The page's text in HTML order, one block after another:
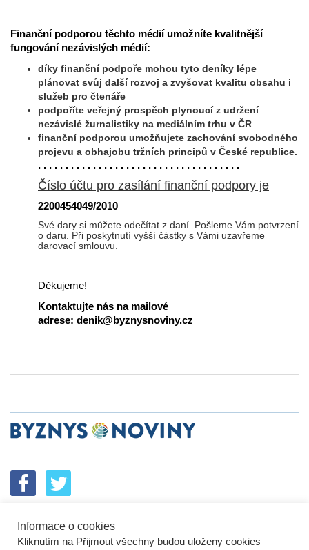
Finanční podporou těchto médií umožníte kvalitnější
fungování nezávislých médií:
díky finanční podpoře mohou tyto deníky lépe
plánovat svůj další rozvoj a zvyšovat kvalitu obsahu i
služeb pro čtenáře
podpoříte veřejný prospěch plynoucí z udržení
nezávislé žurnalistiky na mediálním trhu v ČR
finanční podporou umožňujete zachování svobodného
projevu a obhajobu tržních principů v České republice.
. . . . . . . . . . . . . . . . . . . . . . . . . . . . . . . . . . . . .
Číslo účtu pro zasílání finanční podpory je
2200454049/2010
Své dary si můžete odečítat z daní. Pošleme Vám potvrzení
o daru. Při poskytnutí vyšší částky s Vámi uzavřeme
darovací smlouvu.
Děkujeme!
Kontaktujte nás na mailové
adrese: denik@byznysnoviny.cz
SPOLUPRÁCE PODPORA
ENERGETICKÝ SROVNÁVAČ
KORPORÁTNÍ BROUCI
Informace o cookies
Kliknutím na Přijmout všechny budou uloženy cookies